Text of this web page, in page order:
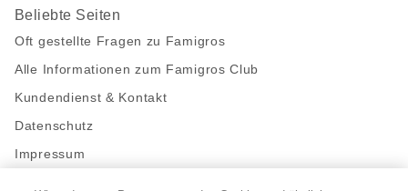
Beliebte Seiten
Oft gestellte Fragen zu Famigros
Alle Informationen zum Famigros Club
Kundendienst & Kontakt
Datenschutz
Impressum